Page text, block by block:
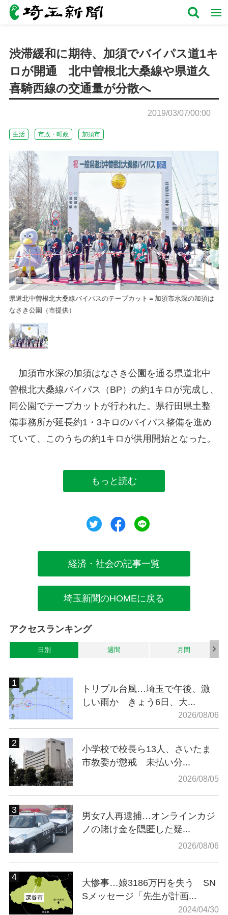
渋滞緩和に期待、加須でバイパス道1キ
ロが開通 北中曽根北大桑線や県道久
喜騎西線の交通量が分散へ
2019/03/07/00:00
生活 市政・町政 加須市
県道北中曽根北大桑線バイパスのテープカット＝加須市水深の加須は
なさき公園（市提供）
加須市水深の加須はなさき公園を通る県道北中
曽根北大桑線バイパス（BP）の約1キロが完成し、
同公園でテープカットが行われた。県行田県土整
備事務所が延長約1・3キロのバイパス整備を進め
ていて、このうちの約1キロが供用開始となった。
もっと読む
ツイートシェア
経済・社会の記事一覧
埼玉新聞のHOMEに戻る
アクセスランキング
日別 週間 月間
トリプル台風…埼玉で午後、激
しい雨か きょう6日、大...
2026/08/06
小学校で校長ら13人、さいたま
市教委が懲戒 未払い分...
2026/08/05
男女7人再逮捕…オンラインカジ
ノの賭け金を隠匿した疑...
2026/08/06
大惨事…娘3186万円を失う SN
Sメッセージ「先生が計画...
2024/04/30